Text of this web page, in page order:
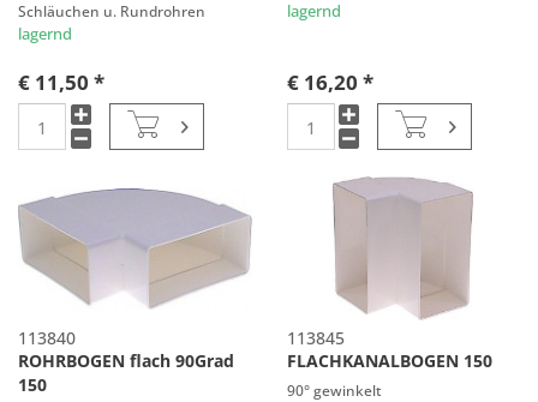
Schläuchen u. Rundrohren
lagernd
€ 11,50 *
lagernd
€ 16,20 *
113840
ROHRBOGEN flach 90Grad
150
113845
FLACHKANALBOGEN 150
90° gewinkelt